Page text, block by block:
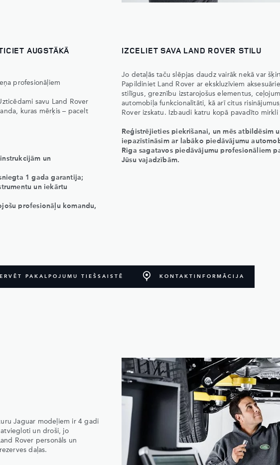
AUGSTĀKĀ
profesionāļiem
savu Land Rover
kuras mērķis – pacelt
un
1 gada garantija;
un iekārtu
profesionāļu komandu,
IZCELIET SAVA LAND ROVER STILU
Jo detaļās taču slēpjas daudz vairāk nekā var
Papildiniet Land Rover ar ekskluzīviem
stilīgus, greznību izstarojošus elementus,
automobiļa funkcionalitāti, kā arī citus
Rover izskatu. Izbaudi katru kopā pavadīto mirkli
Reģistrējieties piekrišanai, un mēs atbildēsim
iepazīstināsim ar labāko piedāvājumu
Riga sagatavos piedāvājumu profesionāliem
Jūsu vajadzībām.
PAKALPOJUMU TIEŠSAISTĒ KONTAKTINFORMĀCIJA
Jaguar modeļiem ir 4 gadi
atviegloti un droši, jo
Rover personāls un
daļas.